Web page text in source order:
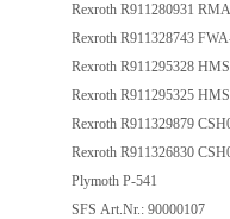
Rexroth R911280931
Rexroth R911328743
Rexroth R911295328
Rexroth R911295325
Rexroth R911329879
Rexroth R911326830
Plymoth P-541
SFS Art.Nr.: 90000107